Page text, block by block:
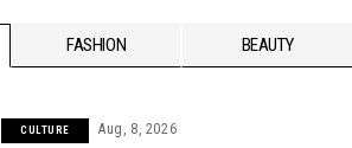
FASHION BEAUTY
CULTURE Aug, 8, 2026